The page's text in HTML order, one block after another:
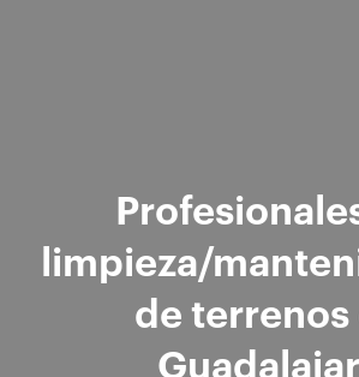
limpieza/
de terrenos